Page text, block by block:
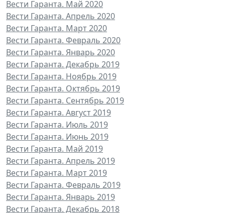
Вести Гаранта. Май 2020
Вести Гаранта. Апрель 2020
Вести Гаранта. Март 2020
Вести Гаранта. Февраль 2020
Вести Гаранта. Январь 2020
Вести Гаранта. Декабрь 2019
Вести Гаранта. Ноябрь 2019
Вести Гаранта. Октябрь 2019
Вести Гаранта. Сентябрь 2019
Вести Гаранта. Август 2019
Вести Гаранта. Июль 2019
Вести Гаранта. Июнь 2019
Вести Гаранта. Май 2019
Вести Гаранта. Апрель 2019
Вести Гаранта. Март 2019
Вести Гаранта. Февраль 2019
Вести Гаранта. Январь 2019
Вести Гаранта. Декабрь 2018